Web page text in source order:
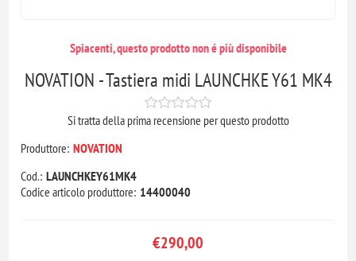
Spiacenti, questo prodotto non é più disponibile
NOVATION - Tastiera midi LAUNCHKE Y61 MK4
Si tratta della prima recensione per questo prodotto
Produttore: NOVATION
Cod.: LAUNCHKEY61MK4
Codice articolo produttore: 14400040
€290,00